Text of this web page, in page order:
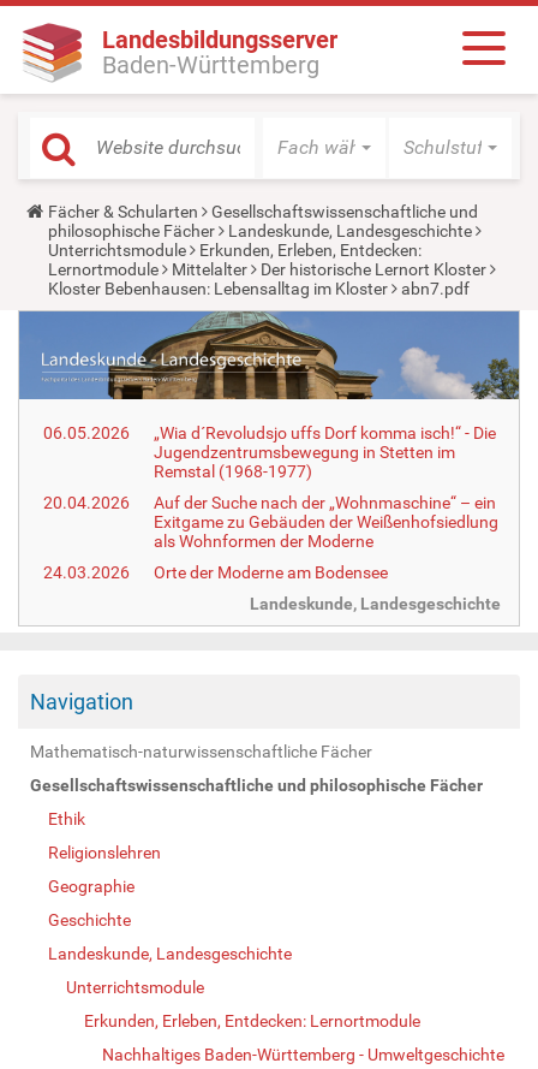
Landesbildungsserver
Baden-Württemberg
Fach wählen Schulstufe
Y
o
u
a
r
e
r
e
:
Fächer & Schularten
Gesellschaftswissenschaftliche und
philosophische Fächer
Landeskunde, Landesgeschichte
Unterrichtsmodule
Erkunden, Erleben, Entdecken:
Lernortmodule
Mittelalter
Der historische Lernort Kloster
Kloster Bebenhausen: Lebensalltag im Kloster
abn7.pdf
06.05.2026
„Wia d´Revoludsjo uffs Dorf komma isch!“ - Die
Jugendzentrumsbewegung in Stetten im
Remstal (1968-1977)
20.04.2026
Auf der Suche nach der „Wohnmaschine“ – ein
Exitgame zu Gebäuden der Weißenhofsiedlung
als Wohnformen der Moderne
24.03.2026
Orte der Moderne am Bodensee
Landeskunde, Landesgeschichte
Navigation
Mathematisch-naturwissenschaftliche Fächer
Gesellschaftswissenschaftliche und philosophische Fächer
Ethik
Religionslehren
Geographie
Geschichte
Landeskunde, Landesgeschichte
Unterrichtsmodule
Erkunden, Erleben, Entdecken: Lernortmodule
Nachhaltiges Baden-Württemberg - Umweltgeschichte